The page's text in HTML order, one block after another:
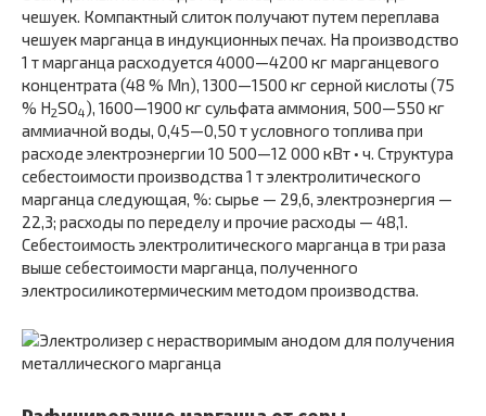
чешуек. Компактный слиток получают путем переплава
чешуек марганца в индукционных печах. На производство
1 т марганца расходуется 4000—4200 кг марганцевого
концентрата (48 % Mn), 1300—1500 кг серной кислоты (75
% H2SO4), 1600—1900 кг сульфата аммония, 500—550 кг
аммиачной воды, 0,45—0,50 т условного топлива при
расходе электроэнергии 10 500—12 000 кВт • ч. Структура
себестоимости производства 1 т электролитического
марганца следующая, %: сырье — 29,6, электроэнергия —
22,3; расходы по переделу и прочие расходы — 48,1.
Себестоимость электролитического марганца в три раза
выше себестоимости марганца, полученного
электросиликотермическим методом производства.